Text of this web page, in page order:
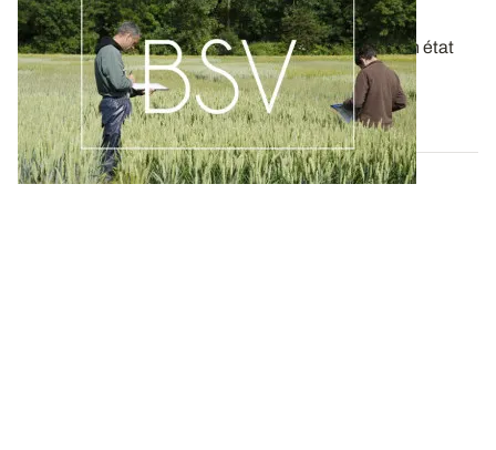
derniers BSV de votre région
Ces bulletins, publiés chaque semaine, dressent un état
des lieux exhaustif des cultures...
19 MAI 2026